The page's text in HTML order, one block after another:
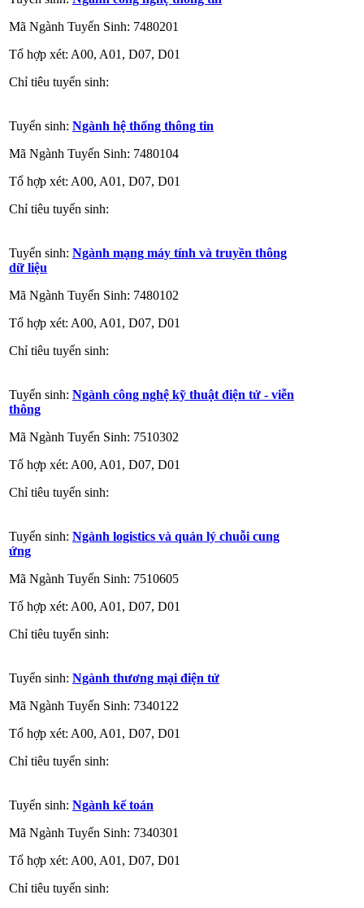
Mã Ngành Tuyển Sinh: 7480201
Tổ hợp xét: A00, A01, D07, D01
Chỉ tiêu tuyển sinh:
Tuyển sinh: Ngành hệ thống thông tin
Mã Ngành Tuyển Sinh: 7480104
Tổ hợp xét: A00, A01, D07, D01
Chỉ tiêu tuyển sinh:
Tuyển sinh: Ngành mạng máy tính và truyền thông
dữ liệu
Mã Ngành Tuyển Sinh: 7480102
Tổ hợp xét: A00, A01, D07, D01
Chỉ tiêu tuyển sinh:
Tuyển sinh: Ngành công nghệ kỹ thuật điện tử - viễn
thông
Mã Ngành Tuyển Sinh: 7510302
Tổ hợp xét: A00, A01, D07, D01
Chỉ tiêu tuyển sinh:
Tuyển sinh: Ngành logistics và quản lý chuỗi cung
ứng
Mã Ngành Tuyển Sinh: 7510605
Tổ hợp xét: A00, A01, D07, D01
Chỉ tiêu tuyển sinh:
Tuyển sinh: Ngành thương mại điện tử
Mã Ngành Tuyển Sinh: 7340122
Tổ hợp xét: A00, A01, D07, D01
Chỉ tiêu tuyển sinh:
Tuyển sinh: Ngành kế toán
Mã Ngành Tuyển Sinh: 7340301
Tổ hợp xét: A00, A01, D07, D01
Chỉ tiêu tuyển sinh: